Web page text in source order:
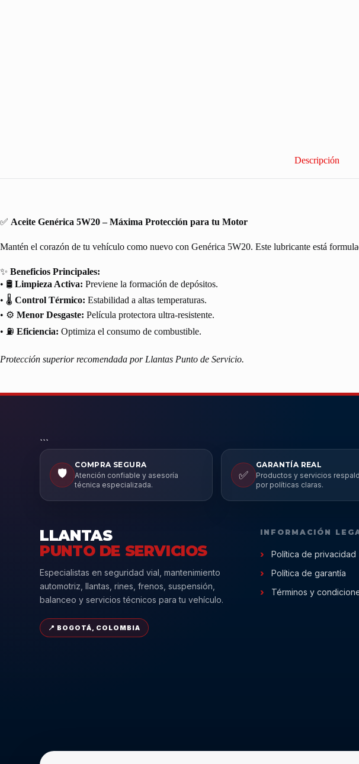
Descripción
✅ Aceite Genérica 5W20 – Máxima Protección para tu Motor
Mantén el corazón de tu vehículo como nuevo con Genérica 5W20. Este lubricante está
✨ Beneficios Principales:
• 🛢️ Limpieza Activa: Previene la formación de depósitos.
• 🌡️ Control Térmico: Estabilidad a altas temperaturas.
• ⚙️ Menor Desgaste: Película protectora ultra-resistente.
• ⛽ Eficiencia: Optimiza el consumo de combustible.
Protección superior recomendada por Llantas Punto de Servicio.
```
🛡️
COMPRA SEGURA
Atención confiable y asesoría
técnica especializada.
✅
GARANTÍA REAL
Productos y servicios
por políticas claras.
LLANTAS
PUNTO DE SERVICIOS
Especialistas en seguridad vial, mantenimiento
automotriz, llantas, rines, frenos, suspensión,
balanceo y servicios técnicos para tu vehículo.
📍 BOGOTÁ, COLOMBIA
INFORMACIÓN
Política de privacidad
Política de garantía
Términos y